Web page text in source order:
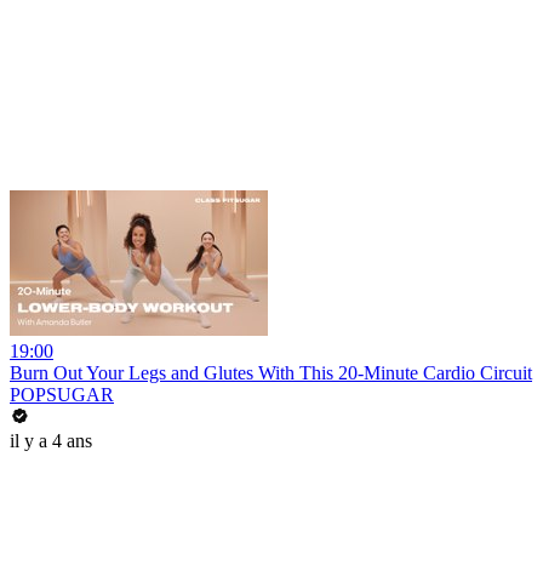
19:00
Burn Out Your Legs and Glutes With This 20-Minute Cardio Circuit
POPSUGAR
il y a 4 ans